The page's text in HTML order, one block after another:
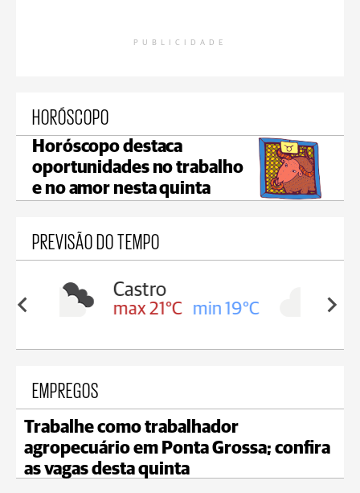
PUBLICIDADE
HORÓSCOPO
Horóscopo destaca
oportunidades no trabalho
e no amor nesta quinta
PREVISÃO DO TEMPO
19°C
Carambeí
max 21°C min 18°C
EMPREGOS
Trabalhe como trabalhador
agropecuário em Ponta Grossa; confira
as vagas desta quinta